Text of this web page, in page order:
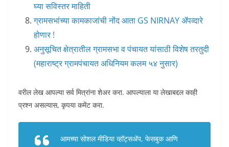
घ्या सविस्तर माहिती
ग्रामसभांच्या कामकाजांची नोंद आता GS NIRNAY ॲपव्दारे
होणार !
अनुसूचित क्षेत्रातील ग्रामसभा व पंचायत यांसाठी विशेष तरतुदी
(महाराष्ट्र ग्रामपंचायत अधिनियम कलम ५४ नुसार)
वरील लेख आपल्या सर्व मित्रांना शेअर करा. आपल्याला या लेखाबद्दल काही
प्रश्न असल्यास, कृपया कमेंट करा.
आमच्या सोशल मीडिया व्हॉट्सअ‍ॅप, फेसबुक आणि